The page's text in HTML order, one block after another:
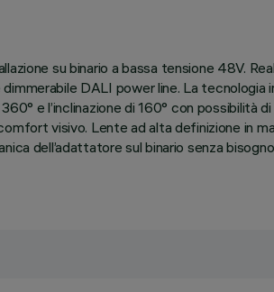
su binario a bassa tensione 48V.
DALI power line. La
e l’inclinazione di 160° con
visivo. Lente ad alta definizione in
dell’adattatore sul binario senza